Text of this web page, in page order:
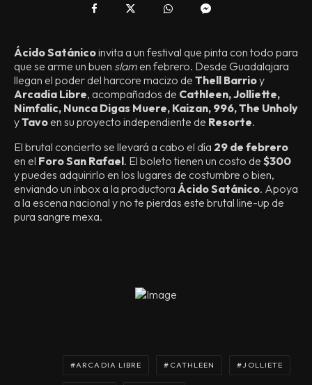
Ácido Satánicoinvita a un festival que pinta con todo para
que se arme un buen slam en febrero. Desde Guadalajara
llegan el poder del harcore macizo de Thell Barrioy
Arcadia Libre, acompañados de Cathleen, Jolliette,
Nimfalic, Nunca Digas Muere, Kaizan, 996, The Unholy
yTavo en su proyecto independiente de Resorte.
El brutal concierto se llevará a cabo el día 29 de febrero
en el Foro San Rafael. El boleto tienen un costo de $300
y puedes adquirirlo en los lugares de costumbre o bien,
enviando un inbox a la productora Ácido Satánico. Apoya
a la escena nacional y no te pierdas este brutal line-up de
pura sangre mexa.
ARCADIA LIBRE CATHLEEN JOLLIETE